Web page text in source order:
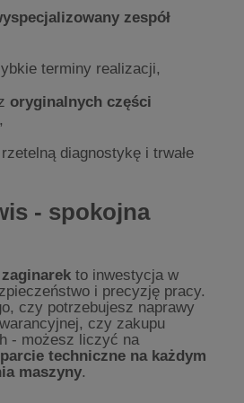
zespół
terminy realizacji,
oryginalnych części
,
diagnostykę i trwałe
- spokojna
to inwestycja w
i precyzję pracy.
czy potrzebujesz naprawy
czy zakupu
- możesz liczyć na
techniczne na każdym
maszyny.